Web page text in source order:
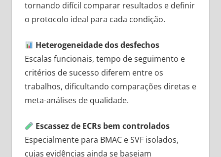
tornando difícil comparar resultados e definir
o protocolo ideal para cada condição.
Heterogeneidade dos desfechos
Escalas funcionais, tempo de seguimento e
critérios de sucesso diferem entre os
trabalhos, dificultando comparações diretas e
meta-análises de qualidade.
Escassez de ECRs bem controlados
Especialmente para BMAC e SVF isolados,
cujas evidências ainda se baseiam